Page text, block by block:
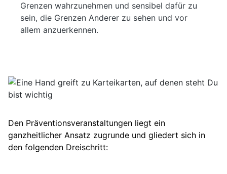
Grenzen wahrzunehmen und sensibel dafür zu
sein, die Grenzen Anderer zu sehen und vor
allem anzuerkennen.
Den Präventionsveranstaltungen liegt ein
ganzheitlicher Ansatz zugrunde und gliedert sich in
den folgenden Dreischritt: